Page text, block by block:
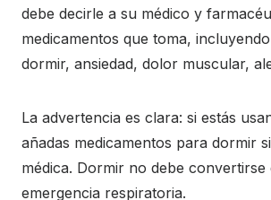
debe decirle a su médico y
medicamentos que toma,
dormir, ansiedad, dolor muscular,
La advertencia es clara: si estás
añadas medicamentos para dormir
médica. Dormir no debe convertirse
emergencia respiratoria.